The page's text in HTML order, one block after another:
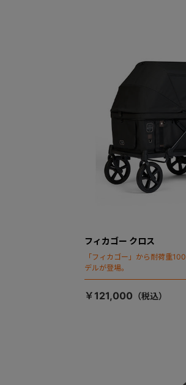
フィカゴー クロス
「フィカゴー」から耐荷重
デルが登場。
￥121,000